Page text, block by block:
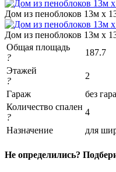
Дом из пеноблоков 13м х
Дом из пеноблоков 13м х
Общая площадь
?
187.7
Этажей
?
2
Гараж
без
Количество спален
?
4
Назначение
для
Не определились?